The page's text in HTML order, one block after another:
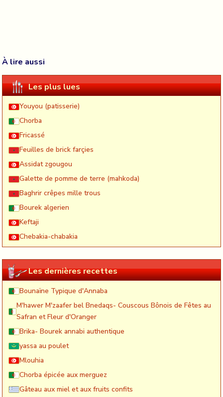
À lire aussi
Les plus lues
Youyou (patisserie)
Chorba
Fricassé
Feuilles de brick farçies
Assidat zgougou
Galette de pomme de terre (mahkoda)
Baghrir crêpes mille trous
Bourek algerien
Keftaji
Chebakia-chabakia
Les dernières recettes
Bounaïne Typique d'Annaba
M'hawer M'zaafer bel Bnedaqs- Couscous Bônois de Fêtes au
Safran et Fleur d'Oranger
Brika- Bourek annabi authentique
yassa au poulet
Mlouhia
Chorba épicée aux merguez
Gâteau aux miel et aux fruits confits